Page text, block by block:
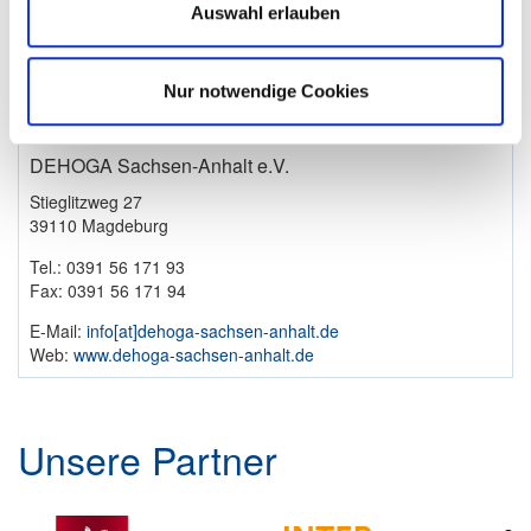
Auswahl erlauben
Nur notwendige Cookies
DEHOGA Sachsen-Anhalt e.V.
Stieglitzweg 27
39110 Magdeburg
Tel.: 0391 56 171 93
Fax: 0391 56 171 94
E-Mail: info​[at]​dehoga-sachsen-anhalt.de
Web: www.dehoga-sachsen-anhalt.de
Unsere Partner